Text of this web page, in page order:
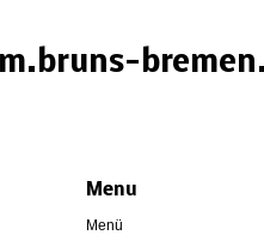
Menu
Menü